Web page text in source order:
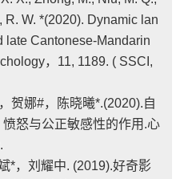
R. W. *(2020). Dynamic lan
late Cantonese-Mandarin
，11, 1189. ( SSCI,
贺娜#，陈晓曦*.(2020).自
怒与公正敏感性的作用.心
*，刘耀中. (2019).好奇影